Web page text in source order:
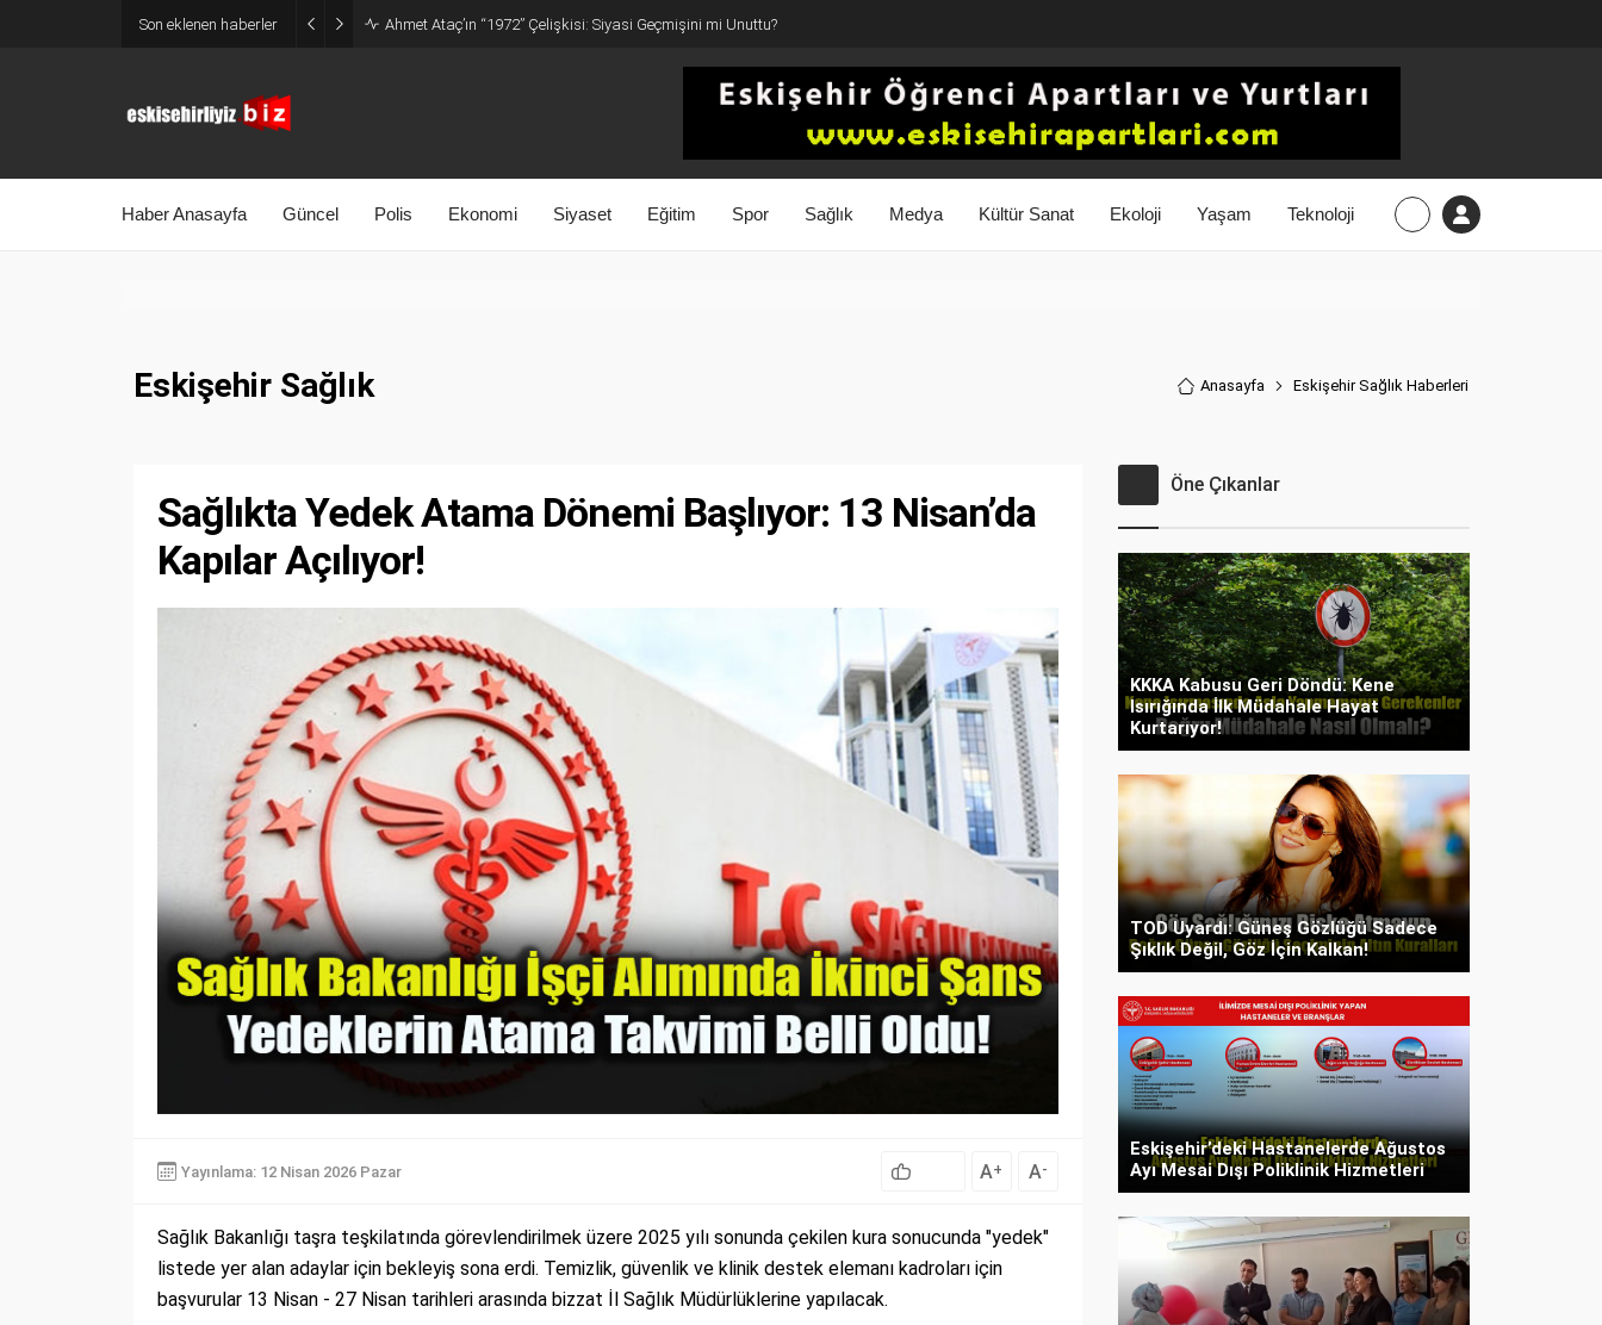
Son eklenen haberler Ahmet Ataç’ın “1972” Çelişkisi: Siyasi Geçmişini mi Unuttu?
Haber Anasayfa Güncel Polis Ekonomi Siyaset Eğitim Spor Sağlık Medya Kültür Sanat Ekoloji Yaşam Teknoloji
Eskişehir Sağlık Anasayfa Eskişehir Sağlık Haberleri
Sağlıkta Yedek Atama Dönemi Başlıyor: 13 Nisan’da
Kapılar Açılıyor!
Yayınlama: 12 Nisan 2026 Pazar A+ A-
Sağlık Bakanlığı taşra teşkilatında görevlendirilmek üzere 2025 yılı sonunda çekilen kura sonucunda "yedek"
listede yer alan adaylar için bekleyiş sona erdi. Temizlik, güvenlik ve klinik destek elemanı kadroları için
başvurular 13 Nisan - 27 Nisan tarihleri arasında bizzat İl Sağlık Müdürlüklerine yapılacak.
Öne Çıkanlar
KKKA Kabusu Geri Döndü: Kene
Isırığında İlk Müdahale Hayat
Kurtarıyor!
TOD Uyardı: Güneş Gözlüğü Sadece
Şıklık Değil, Göz İçin Kalkan!
Eskişehir’deki Hastanelerde Ağustos
Ayı Mesai Dışı Poliklinik Hizmetleri